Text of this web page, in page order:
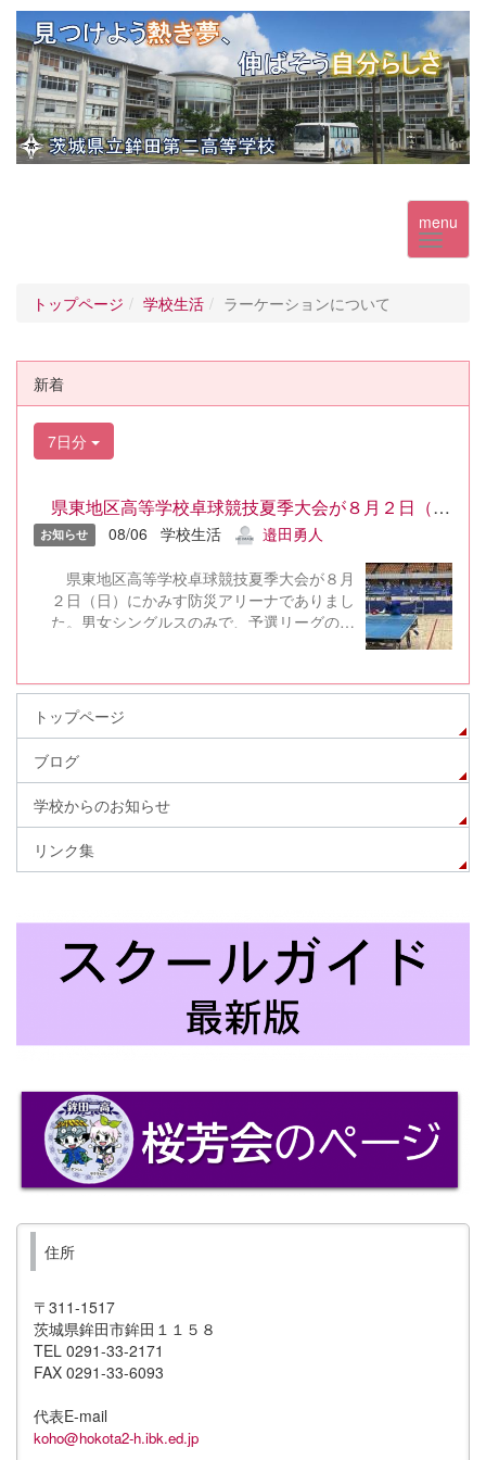
menu
トップページ 学校生活 ラーケーションについて
新着
7日分
県東地区高等学校卓球競技夏季大会が８月２日（日）にかみす防...
お知らせ 08/06 学校生活 邉田勇人
県東地区高等学校卓球競技夏季大会が８月
２日（日）にかみす防災アリーナでありまし
た。男女シングルスのみで、予選リーグの後
を２位で通過し、２位トーナメントに進みま
した。２位トーナメントでは同校対決が発生
し、普段では見られないような熱い試合を繰
り広げてくれました。最終的に２位トーナメ
ントで小島が１位、上村が２位になりまし
た。また、女子で藤岡が予選リーグを１位で
通過し、決勝トーナメントに進みました。決
の選手に１－３で敗れて、準優勝となりまし
トップページ
ブログ
学校からのお知らせ
リンク集
住所
〒311-1517
茨城県鉾田市鉾田１１５８
TEL 0291-33-2171
FAX 0291-33-6093
代表E-mail
koho@hokota2-h.ibk.ed.jp